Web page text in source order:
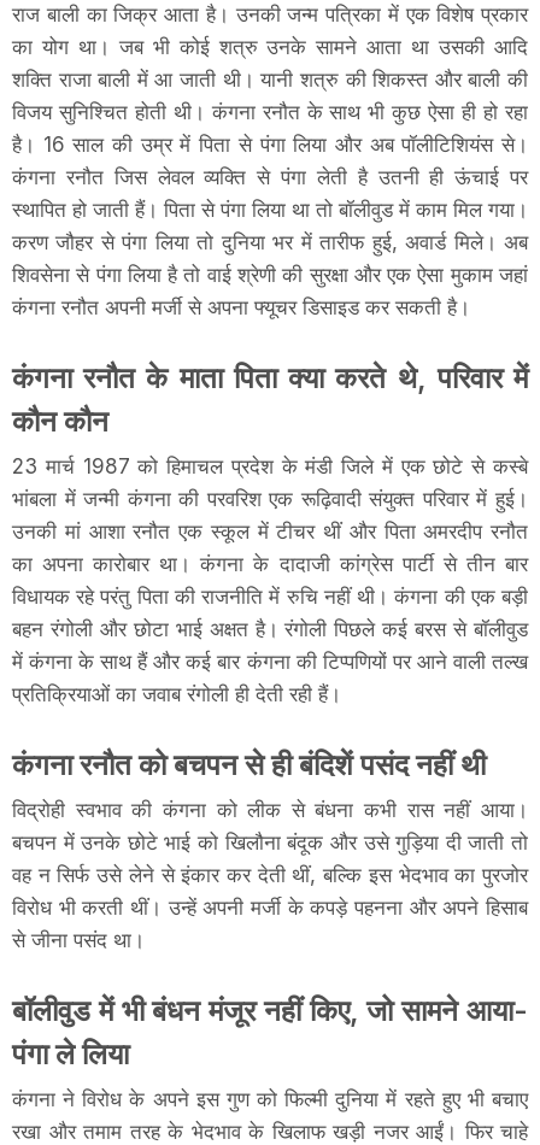
राज बाली का जिक्र आता है। उनकी जन्म पत्रिका में एक विशेष प्रकार
का योग था। जब भी कोई शत्रु उनके सामने आता था उसकी आदि
शक्ति राजा बाली में आ जाती थी। यानी शत्रु की शिकस्त और बाली की
विजय सुनिश्चित होती थी। कंगना रनौत के साथ भी कुछ ऐसा ही हो रहा
है। 16 साल की उम्र में पिता से पंगा लिया और अब पॉलीटिशियंस से।
कंगना रनौत जिस लेवल व्यक्ति से पंगा लेती है उतनी ही ऊंचाई पर
स्थापित हो जाती हैं। पिता से पंगा लिया था तो बॉलीवुड में काम मिल गया।
करण जौहर से पंगा लिया तो दुनिया भर में तारीफ हुई, अवार्ड मिले। अब
शिवसेना से पंगा लिया है तो वाई श्रेणी की सुरक्षा और एक ऐसा मुकाम जहां
कंगना रनौत अपनी मर्जी से अपना फ्यूचर डिसाइड कर सकती है।
कंगना रनौत के माता पिता क्या करते थे, परिवार में
कौन कौन
23 मार्च 1987 को हिमाचल प्रदेश के मंडी जिले में एक छोटे से कस्बे
भांबला में जन्मी कंगना की परवरिश एक रूढ़िवादी संयुक्त परिवार में हुई।
उनकी मां आशा रनौत एक स्कूल में टीचर थीं और पिता अमरदीप रनौत
का अपना कारोबार था। कंगना के दादाजी कांग्रेस पार्टी से तीन बार
विधायक रहे परंतु पिता की राजनीति में रुचि नहीं थी। कंगना की एक बड़ी
बहन रंगोली और छोटा भाई अक्षत है। रंगोली पिछले कई बरस से बॉलीवुड
में कंगना के साथ हैं और कई बार कंगना की टिप्पणियों पर आने वाली तल्ख
प्रतिक्रियाओं का जवाब रंगोली ही देती रही हैं।
कंगना रनौत को बचपन से ही बंदिशें पसंद नहीं थी
विद्रोही स्वभाव की कंगना को लीक से बंधना कभी रास नहीं आया।
बचपन में उनके छोटे भाई को खिलौना बंदूक और उसे गुड़िया दी जाती तो
वह न सिर्फ उसे लेने से इंकार कर देती थीं, बल्कि इस भेदभाव का पुरजोर
विरोध भी करती थीं। उन्हें अपनी मर्जी के कपड़े पहनना और अपने हिसाब
से जीना पसंद था।
बॉलीवुड में भी बंधन मंजूर नहीं किए, जो सामने आया-
पंगा ले लिया
कंगना ने विरोध के अपने इस गुण को फिल्मी दुनिया में रहते हुए भी बचाए
रखा और तमाम तरह के भेदभाव के खिलाफ खड़ी नजर आईं। फिर चाहे